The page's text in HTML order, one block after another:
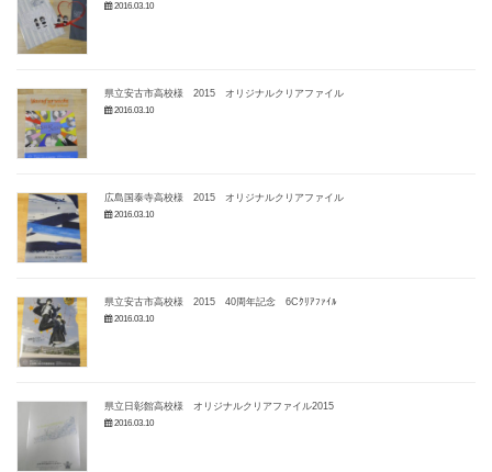
2016.03.10
県立安古市高校様 2015 オリジナルクリアファイル
2016.03.10
広島国泰寺高校様 2015 オリジナルクリアファイル
2016.03.10
県立安古市高校様 2015 40周年記念 6Cｸﾘｱﾌｧｲﾙ
2016.03.10
県立日彰館高校様 オリジナルクリアファイル2015
2016.03.10